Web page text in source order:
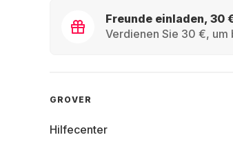
Freunde einladen, 30
Verdienen Sie 30 €, um
GROVER
Hilfecenter